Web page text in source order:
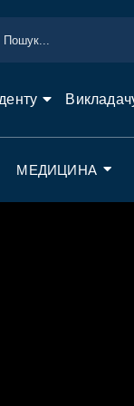
МЕДИЦИНА